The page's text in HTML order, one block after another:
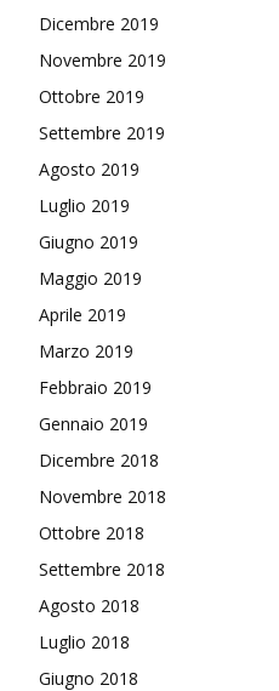
Dicembre 2019
Novembre 2019
Ottobre 2019
Settembre 2019
Agosto 2019
Luglio 2019
Giugno 2019
Maggio 2019
Aprile 2019
Marzo 2019
Febbraio 2019
Gennaio 2019
Dicembre 2018
Novembre 2018
Ottobre 2018
Settembre 2018
Agosto 2018
Luglio 2018
Giugno 2018